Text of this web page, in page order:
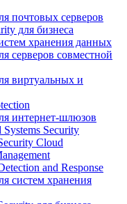
почтовых серверов
для бизнеса
хранения данных
серверов совместной
виртуальных и
интернет-шлюзов
Security
Cloud
and Response
систем хранения